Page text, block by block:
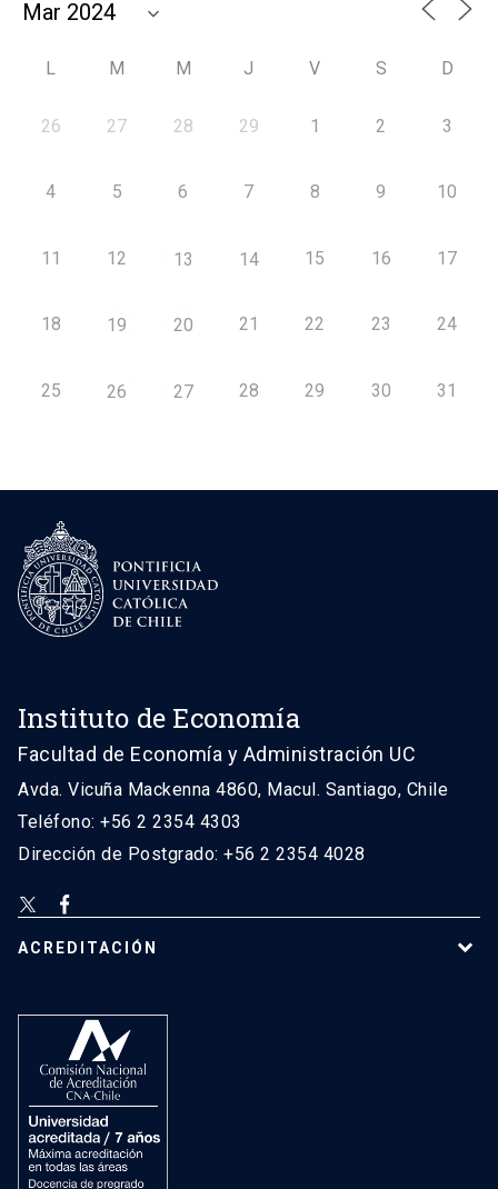
L M M J V S D
26 27 28 29 1 2 3
4 5 6 7 8 9 10
11 12 13 14 15 16 17
18 19 20 21 22 23 24
25 26 27 28 29 30 31
Instituto de Economía
Facultad de Economía y Administración UC
Avda. Vicuña Mackenna 4860, Macul. Santiago, Chile
Teléfono: +56 2 2354 4303
Dirección de Postgrado: +56 2 2354 4028
ACREDITACIÓN